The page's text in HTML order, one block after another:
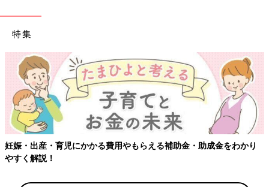
特集
【ワクチン接種できるものも】妊婦の感染症対策、知っておいて！